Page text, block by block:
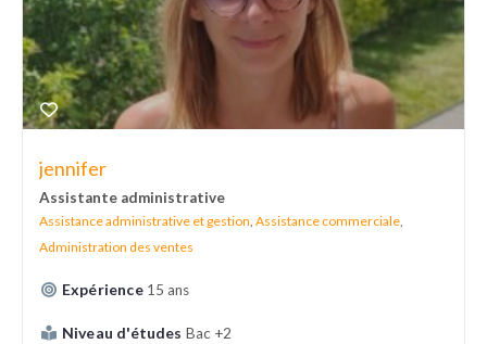
jennifer
Assistante administrative
Assistance administrative et gestion, Assistance commerciale,
Administration des ventes
Expérience 15 ans
Niveau d'études Bac +2